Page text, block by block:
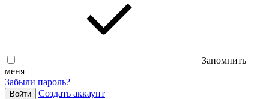
Запомнить
меня
Забыли пароль?
Войти Cоздать аккаунт